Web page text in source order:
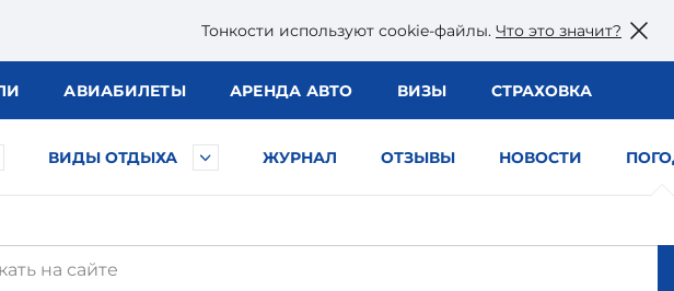
Тонкости используют сookie-файлы. Что это значит?
АВИАБИЛЕТЫ АРЕНДА АВТО ВИЗЫ СТРАХОВКА
ВИДЫ ОТДЫХА ЖУРНАЛ ОТЗЫВЫ НОВОСТИ